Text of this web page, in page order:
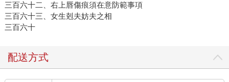
三百六十二、右上唇傷痕須在意防範事項
三百六十三、女生剋夫妨夫之相
三百六十
配送方式